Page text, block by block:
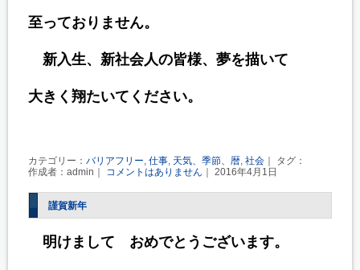
至っておりません。
新入生、新社会人の皆様、夢を描いて
大きく翔たいてください。
カテゴリー： バリアフリー, 仕事, 天気、季節、暦, 社会 ｜ タグ：
作成者：admin｜ コメントはありません ｜ 2016年4月1日
謹賀新年
明けまして おめでとうございます。